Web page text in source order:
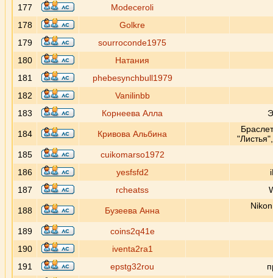
177
Modeceroli
178
Golkre
179
sourroconde1975
180
Натания
181
phebesynchbull1979
182
Vanilinbb
183
Корнеева Алла
184 Кривова Альбина
185
cuikomarso1972
186
yesfsfd2
187
rcheatss
188 Бузеева Анна
189
coins2q41e
190
iventa2ra1
191
epstg32rou